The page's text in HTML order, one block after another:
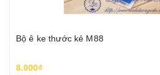
Bộ ê ke thước kẻ M88
8.000₫